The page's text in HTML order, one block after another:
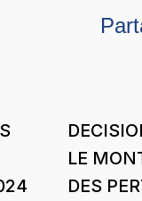
LE
DES